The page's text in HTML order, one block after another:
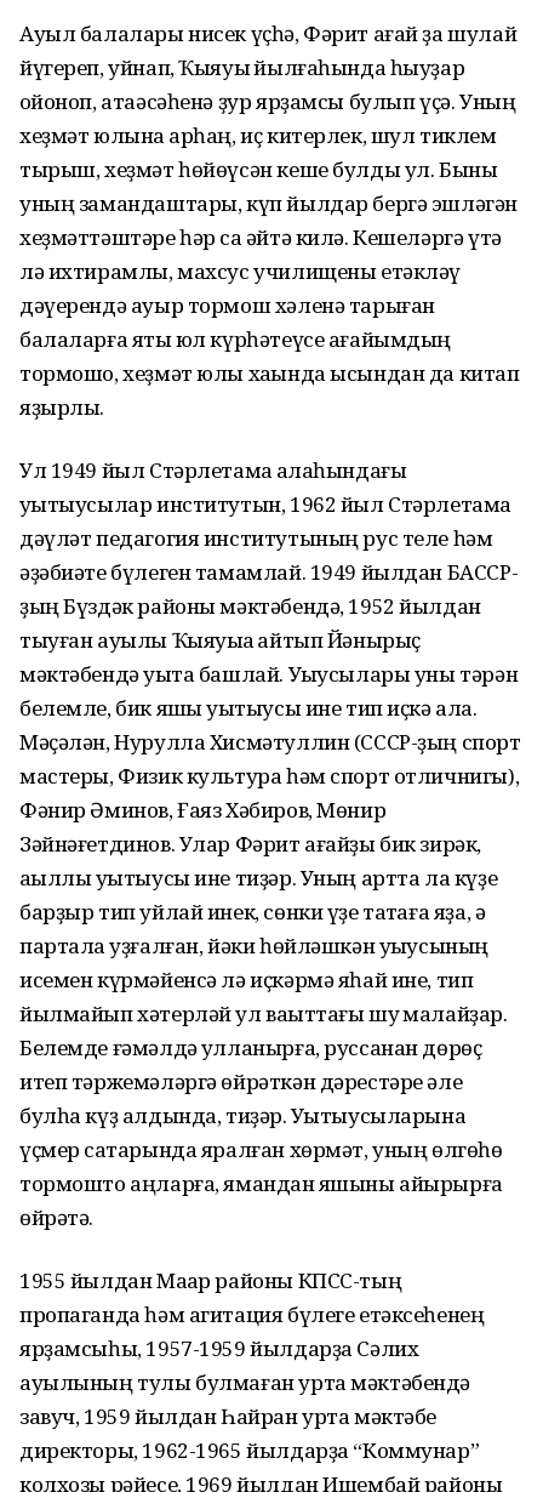
Ауыл балалары нисек үҫһә, Фәрит ағай ҙа шулай
йүгереп, уйнап, Ҡыяуыҡ йылғаһында һыуҙар
ҡойоноп, атаәсәһенә ҙур ярҙамсы булып үҫә. Уның
хеҙмәт юлына ҡарһаң, иҫ китерлек, шул тиклем
тырыш, хеҙмәт һөйөүсән кеше булды ул. Быны
уның замандаштары, күп йылдар бергә эшләгән
хеҙмәттәштәре һәр саҡ әйтә килә. Кешеләргә үтә
лә ихтирамлы, махсус училищены етәкләү
дәүерендә ауыр тормош хәленә тарыған
балаларға яҡты юл күрһәтеүсе ағайымдың
тормошо, хеҙмәт юлы хаҡында ысындан да китап
яҙырлыҡ.
Ул 1949 йыл Стәрлетамаҡ ҡалаһындағы
уҡытыусылар институтын, 1962 йыл Стәрлетамаҡ
дәүләт педагогия институтының рус теле һәм
әҙәбиәте бүлеген тамамлай. 1949 йылдан БАССР-
ҙың Бүздәк районы мәктәбендә, 1952 йылдан
тыуған ауылы Ҡыяуыҡҡа ҡайтып Йәнырыҫ
мәктәбендә уҡыта башлай. Уҡыусылары уны тәрән
белемле, бик яҡшы уҡытыусы ине тип иҫкә ала.
Мәҫәлән, Нурулла Хисмәтуллин (СССР-ҙың спорт
мастеры, Физик культура һәм спорт отличнигы),
Фәнир Әминов, Ғаяз Хәбиров, Мөнир
Зәйнәғетдинов. Улар Фәрит ағайҙы бик зирәк,
аҡыллы уҡытыусы ине тиҙәр. Уның артта ла күҙе
барҙыр тип уйлай инек, сөнки үҙе таҡтаға яҙа, ә
партала ҡуҙғалған, йәки һөйләшкән уҡыусының
исемен күрмәйенсә лә иҫкәрмә яһай ине, тип
йылмайып хәтерләй ул ваҡыттағы шуҡ малайҙар.
Белемде ғәмәлдә ҡулланырға, руссанан дөрөҫ
итеп тәржемәләргә өйрәткән дәрестәре әле
булһа күҙ алдында, тиҙәр. Уҡытыусыларына
үҫмер саҡтарында яралған хөрмәт, уның өлгөһө
тормошто аңларға, ямандан яҡшыны айырырға
өйрәтә.
1955 йылдан Маҡар районы КПСС-тың
пропаганда һәм агитация бүлеге етәксеһенең
ярҙамсыһы, 1957-1959 йылдарҙа Сәлих
ауылының тулы булмаған урта мәктәбендә
завуч, 1959 йылдан Һайран урта мәктәбе
директоры, 1962-1965 йылдарҙа “Коммунар”
колхозы рәйесе, 1969 йылдан Ишембай районы